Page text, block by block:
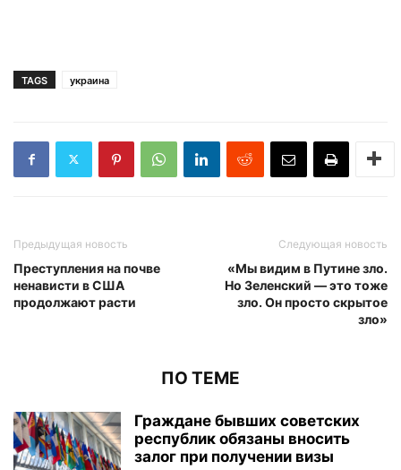
TAGS украина
Предыдущая новость
Преступления на почве
ненависти в США
продолжают расти
Следующая новость
«Мы видим в Путине зло.
Но Зеленский — это тоже
зло. Он просто скрытое
зло»
ПО ТЕМЕ
Граждане бывших советских
республик обязаны вносить
залог при получении визы